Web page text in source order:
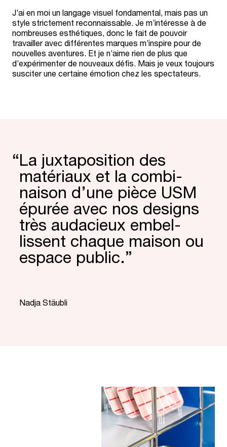
J’ai en moi un langage visuel fondamental, mais pas un
style strictement reconnaissable. Je m’intéresse à de
nombreuses esthétiques, donc le fait de pouvoir
travailler avec différentes marques m’inspire pour de
nouvelles aventures. Et je n’aime rien de plus que
d’expérimenter de nouveaux défis. Mais je veux toujours
susciter une certaine émotion chez les spectateurs.
“La juxta­posi­tion des
matériaux et la combi­
naison d’une pièce USM
épurée avec nos designs
très audacieux embel­
lissent chaque maison ou
espace public.”
Nadja Stäubli